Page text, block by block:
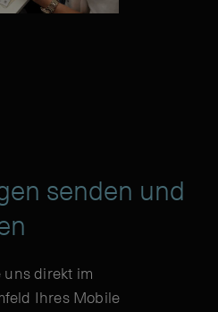
senden und
uns direkt im
Ihres Mobile